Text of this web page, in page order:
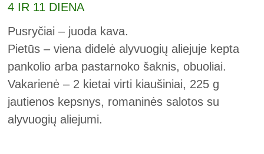
4 IR 11 DIENA
Pusryčiai – juoda kava.
Pietūs – viena didelė alyvuogių aliejuje kepta
pankolio arba pastarnoko šaknis, obuoliai.
Vakarienė – 2 kietai virti kiaušiniai, 225 g
jautienos kepsnys, romaninės salotos su
alyvuogių aliejumi.